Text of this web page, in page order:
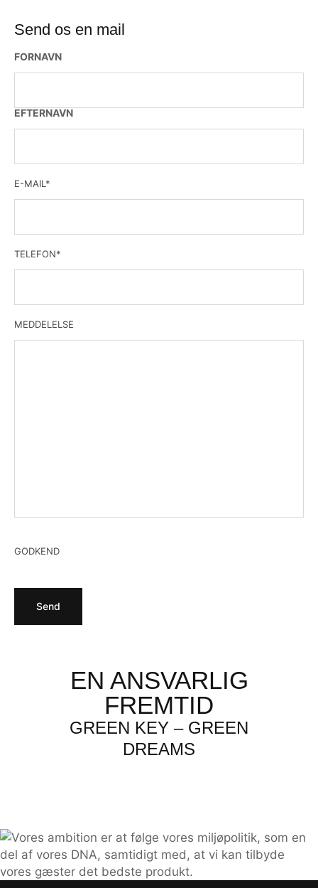
Send os en mail
FORNAVN
EFTERNAVN
E-MAIL *
TELEFON*
MEDDELELSE
GODKEND
Send
EN ANSVARLIG
FREMTID
GREEN KEY – GREEN
DREAMS